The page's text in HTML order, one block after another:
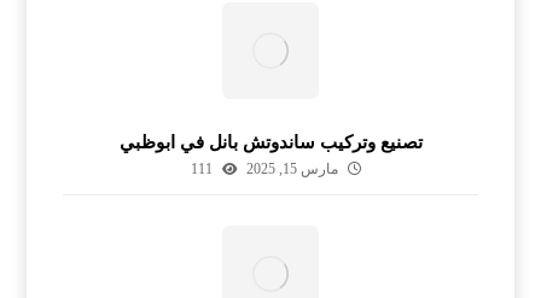
تصنيع وتركيب ساندوتش بانل في ابوظبي
مارس 15, 2025 111